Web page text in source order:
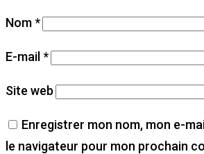
Nom*
E-mail*
Site web
Enregistrer mon nom, mon e-
le navigateur pour mon prochain